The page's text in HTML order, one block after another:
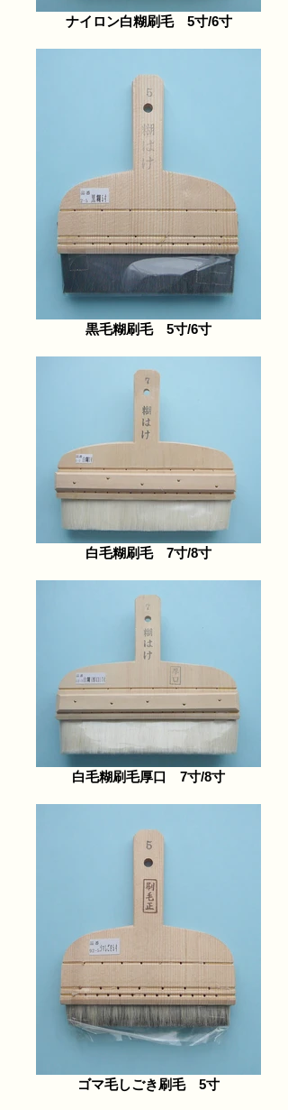
ナイロン白糊刷毛 5寸/6寸
黒毛糊刷毛 5寸/6寸
白毛糊刷毛 7寸/8寸
白毛糊刷毛厚口 7寸/8寸
ゴマ毛しごき刷毛 5寸